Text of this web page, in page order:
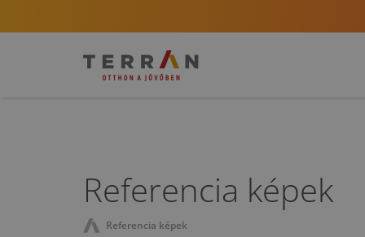
Referencia képek
Referencia képek